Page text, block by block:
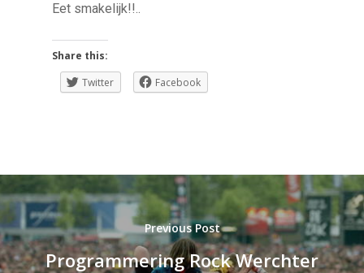
Eet smakelijk!!..
Share this:
Twitter
Facebook
Previous Post
Programmering Rock Werchter